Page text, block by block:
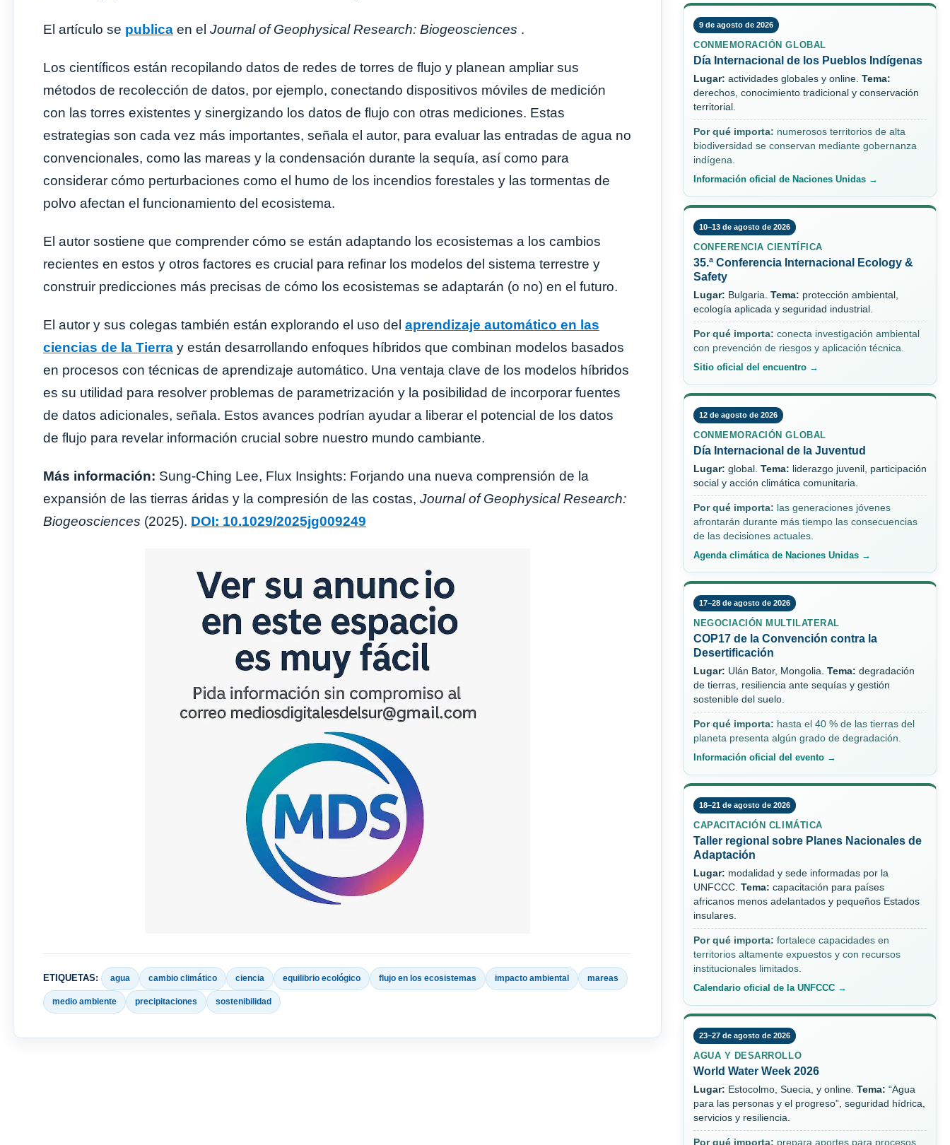
El artículo se publica en el Journal of Geophysical Research: Biogeosciences .
Los científicos están recopilando datos de redes de torres de flujo y planean ampliar sus
métodos de recolección de datos, por ejemplo, conectando dispositivos móviles de medición
con las torres existentes y sinergizando los datos de flujo con otras mediciones. Estas
estrategias son cada vez más importantes, señala el autor, para evaluar las entradas de agua no
convencionales, como las mareas y la condensación durante la sequía, así como para
considerar cómo perturbaciones como el humo de los incendios forestales y las tormentas de
polvo afectan el funcionamiento del ecosistema.
El autor sostiene que comprender cómo se están adaptando los ecosistemas a los cambios
recientes en estos y otros factores es crucial para refinar los modelos del sistema terrestre y
construir predicciones más precisas de cómo los ecosistemas se adaptarán (o no) en el futuro.
El autor y sus colegas también están explorando el uso del aprendizaje automático en las
ciencias de la Tierra y están desarrollando enfoques híbridos que combinan modelos basados ​​
en procesos con técnicas de aprendizaje automático. Una ventaja clave de los modelos híbridos
es su utilidad para resolver problemas de parametrización y la posibilidad de incorporar fuentes
de datos adicionales, señala. Estos avances podrían ayudar a liberar el potencial de los datos
de flujo para revelar información crucial sobre nuestro mundo cambiante.
Más información: Sung-Ching Lee, Flux Insights: Forjando una nueva comprensión de la
expansión de las tierras áridas y la compresión de las costas, Journal of Geophysical Research:
Biogeosciences (2025). DOI: 10.1029/2025jg009249
ETIQUETAS: agua cambio climático ciencia equilibrio ecológico flujo en los ecosistemas impacto ambiental mareas
medio ambiente precipitaciones sostenibilidad
9 de agosto de 2026
CONMEMORACIÓN GLOBAL
Día Internacional de los Pueblos Indígenas
Lugar: actividades globales y online. Tema:
derechos, conocimiento tradicional y conservación
territorial.
Por qué importa: numerosos territorios de alta
biodiversidad se conservan mediante gobernanza
indígena.
Información oficial de Naciones Unidas →
10–13 de agosto de 2026
CONFERENCIA CIENTÍFICA
35.ª Conferencia Internacional Ecology &
Safety
Lugar: Bulgaria. Tema: protección ambiental,
ecología aplicada y seguridad industrial.
Por qué importa: conecta investigación ambiental
con prevención de riesgos y aplicación técnica.
Sitio oficial del encuentro →
12 de agosto de 2026
CONMEMORACIÓN GLOBAL
Día Internacional de la Juventud
Lugar: global. Tema: liderazgo juvenil, participación
social y acción climática comunitaria.
Por qué importa: las generaciones jóvenes
afrontarán durante más tiempo las consecuencias
de las decisiones actuales.
Agenda climática de Naciones Unidas →
17–28 de agosto de 2026
NEGOCIACIÓN MULTILATERAL
COP17 de la Convención contra la
Desertificación
Lugar: Ulán Bator, Mongolia. Tema: degradación
de tierras, resiliencia ante sequías y gestión
sostenible del suelo.
Por qué importa: hasta el 40 % de las tierras del
planeta presenta algún grado de degradación.
Información oficial del evento →
18–21 de agosto de 2026
CAPACITACIÓN CLIMÁTICA
Taller regional sobre Planes Nacionales de
Adaptación
Lugar: modalidad y sede informadas por la
UNFCCC. Tema: capacitación para países
africanos menos adelantados y pequeños Estados
insulares.
Por qué importa: fortalece capacidades en
territorios altamente expuestos y con recursos
institucionales limitados.
Calendario oficial de la UNFCCC →
23–27 de agosto de 2026
AGUA Y DESARROLLO
World Water Week 2026
Lugar: Estocolmo, Suecia, y online. Tema: “Agua
para las personas y el progreso”, seguridad hídrica,
servicios y resiliencia.
Por qué importa: prepara aportes para procesos